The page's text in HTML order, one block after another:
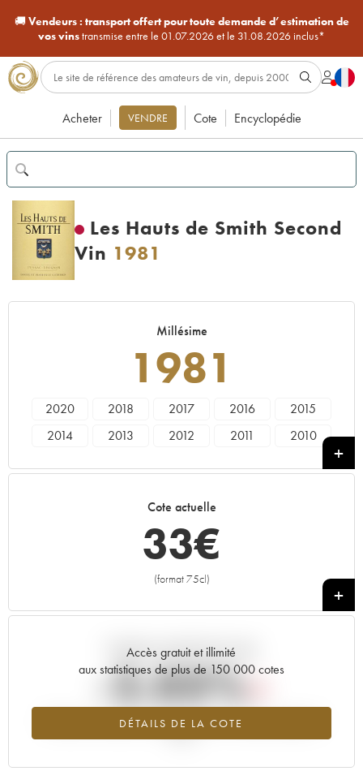
🚚Vendeurs : transport offert pour toute demande d’estimation de
vos vinstransmise entre le 01.07.2026 et le 31.08.2026 inclus*
Acheter VENDRE Cote Encyclopédie
Les Hauts de Smith Second
Vin 1981
Millésime
1981
2020 2018 2017 2016
2015
2014
2013 2012 2011
2010
1996
1989
Cote actuelle
33€
(format 75cl)
+
Accès gratuit et illimité
aux statistiques de plus de 150 000 cotes
DÉTAILS DE LA COTE
Tendance actuelle de la cote
-2.03%
Tendance à la baisse du millésime 1981 en 2026 par rapport à